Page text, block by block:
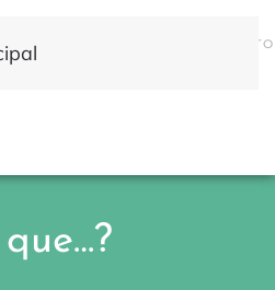
SOMOS
CONTACTO